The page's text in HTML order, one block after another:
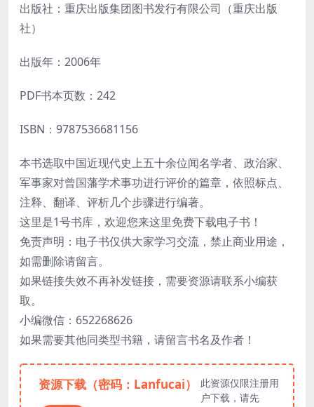
出版社：重庆出版集团图书发行有限公司（重庆出版
社）
出版年：2006年
PDF书本页数：242
ISBN：9787536681156
本书选取中国近现代史上五十余位闻名学者、政治家、
军事家对曾国藩学术事功进行评价的篇章，依照标点、
注释、翻译、评析几个步骤进行编著。
这里是1号书库，欢迎您来这里免费下载电子书！
免责声明：电子书仅供大家学习交流，禁止商业用途，
如需删除请留言。
如果链接失效不再补发链接，需要资源请联系小编获
取。
小编微信：652268626
如果需要其他同类型书籍，请留言书名及作者！
资源下载（密码：Lanfucai）
此资源仅限注册用
户下载，请先